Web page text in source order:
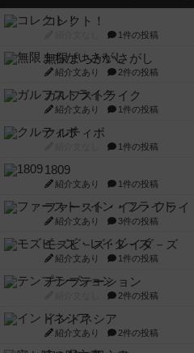
コレクト！
1件の投稿
無限まちがいさがし
紹介文あり 2件の投稿
ガルフストライク
紹介文あり 1件の投稿
クルティボ
1件の投稿
1809
紹介文あり 1件の投稿
ファースト・イン・フライ
紹介文あり 3件の投稿
モズビ－ズ・レイダ－ズ
紹介文あり 1件の投稿
テンプテーション
2件の投稿
インドネシア
紹介文あり 2件の投稿